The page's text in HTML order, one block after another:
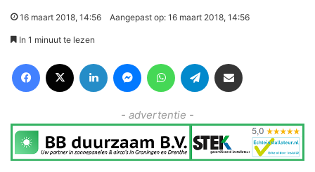
16 maart 2018, 14:56 Aangepast op: 16 maart 2018, 14:56
In 1 minuut te lezen
- advertentie -